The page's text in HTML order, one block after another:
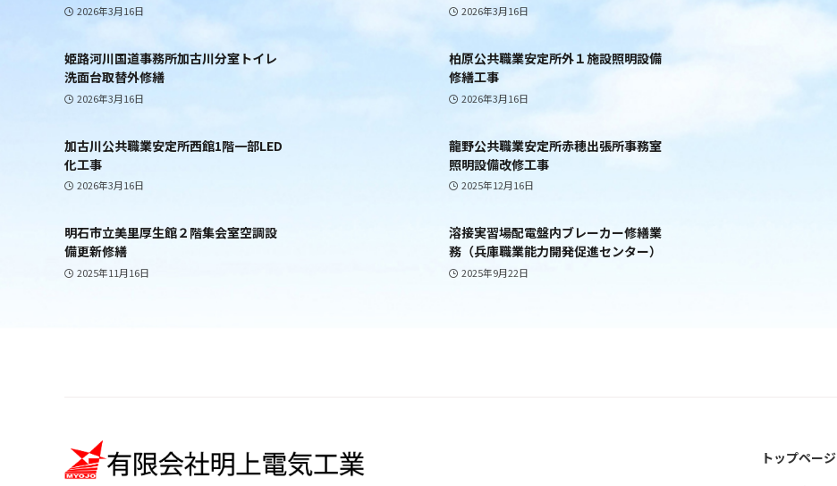
2026年3月16日 2026年3月16日
姫路河川国道事務所加古川分室トイレ
洗面台取替外修繕
2026年3月16日
柏原公共職業安定所外１施設照明設備
修繕工事
2026年3月16日
加古川公共職業安定所西館1階一部LED
化工事
2026年3月16日
龍野公共職業安定所赤穂出張所事務室
照明設備改修工事
2025年12月16日
明石市立美里厚生館２階集会室空調設
備更新修繕
2025年11月16日
溶接実習場配電盤内ブレーカー修繕業
務（兵庫職業能力開発促進センター）
2025年9月22日
トップページ